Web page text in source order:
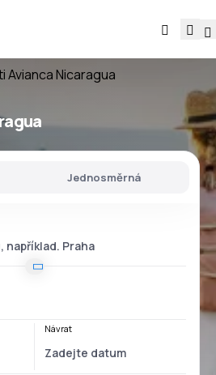
Avianca Nicaragua
Jednosměrná
Návrat